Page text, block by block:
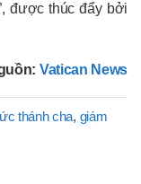
được thúc đẩy bởi
Vatican News
thánh cha, giám